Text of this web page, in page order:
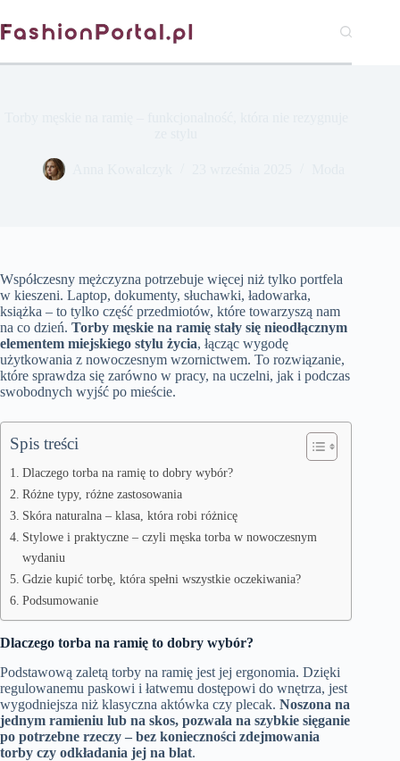
do
treści
Współczesny mężczyzna potrzebuje więcej niż tylko portfela
w kieszeni. Laptop, dokumenty, słuchawki, ładowarka,
książka – to tylko część przedmiotów, które towarzyszą nam
na co dzień. Torby męskie na ramię stały się nieodłącznym
elementem miejskiego stylu życia, łącząc wygodę
użytkowania z nowoczesnym wzornictwem. To rozwiązanie,
które sprawdza się zarówno w pracy, na uczelni, jak i podczas
swobodnych wyjść po mieście.
Spis treści
Dlaczego torba na ramię to dobry wybór?
Różne typy, różne zastosowania
Skóra naturalna – klasa, która robi różnicę
Stylowe i praktyczne – czyli męska torba w nowoczesnym
wydaniu
Gdzie kupić torbę, która spełni wszystkie oczekiwania?
Podsumowanie
Dlaczego torba na ramię to dobry wybór?
Podstawową zaletą torby na ramię jest jej ergonomia. Dzięki
regulowanemu paskowi i łatwemu dostępowi do wnętrza, jest
wygodniejsza niż klasyczna aktówka czy plecak. Noszona na
jednym ramieniu lub na skos, pozwala na szybkie sięganie
po potrzebne rzeczy – bez konieczności zdejmowania
torby czy odkładania jej na blat.